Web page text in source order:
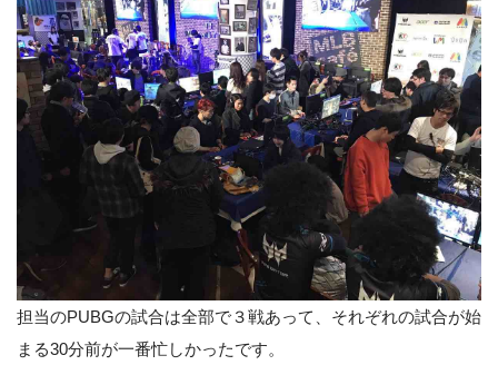
担当のPUBGの試合は全部で３戦あって、それぞれの試合が始
まる30分前が一番忙しかったです。